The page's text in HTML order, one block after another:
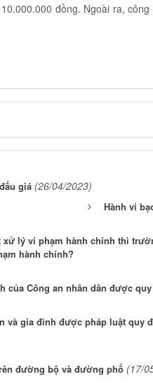
đồng. Ngoài ra,
giá (26/04/2023)
Hành vi
lý vi phạm hành chính thì
hành chính?
của Công an nhân dân được
và gia đình được pháp luật quy
đường bộ và đường phố (17/